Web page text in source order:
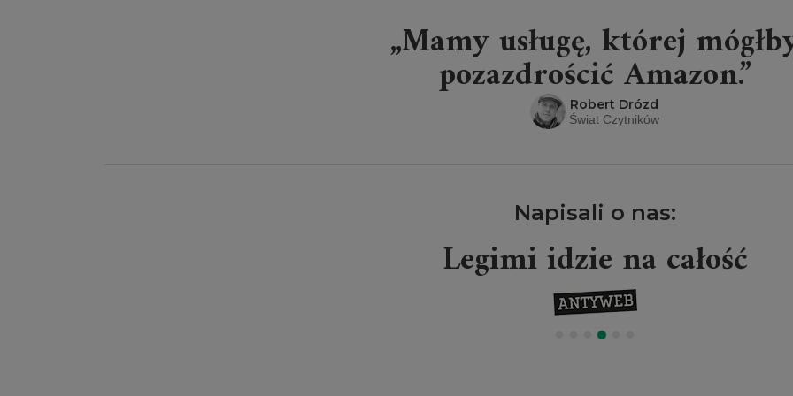
„Mamy usługę, której
pozazdrościć Amazon.”
Robert Drózd
Świat Czytników
Napisali o nas:
Legimi idzie na całość